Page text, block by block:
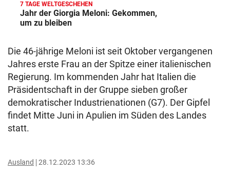
7 TAGE WELTGESCHEHEN
Jahr der Giorgia Meloni: Gekommen,
um zu bleiben
Die 46-jährige Meloni ist seit Oktober vergangenen
Jahres erste Frau an der Spitze einer italienischen
Regierung. Im kommenden Jahr hat Italien die
Präsidentschaft in der Gruppe sieben großer
demokratischer Industrienationen (G7). Der Gipfel
findet Mitte Juni in Apulien im Süden des Landes
statt.
Ausland 28.12.2023 13:36